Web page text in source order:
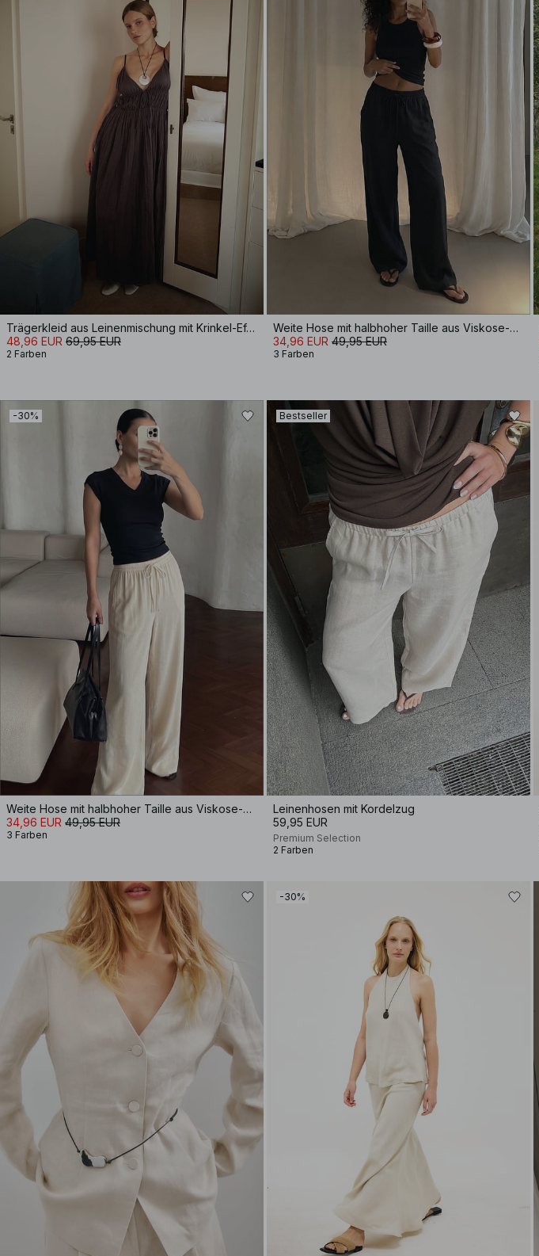
Trägerkleid aus Leinenmischung mit Krinkel-Effekt
48,96 EUR 69,95 EUR
2 Farben
Weite Hose mit halbhoher Taille aus Viskose-Mix
34,96 EUR 49,95 EUR
3 Farben
-30%
Weite Hose mit halbhoher Taille aus Viskose-Mix
34,96 EUR 49,95 EUR
3 Farben
Bestseller
Leinenhosen mit Kordelzug
59,95 EUR
Premium Selection
2 Farben
-30%